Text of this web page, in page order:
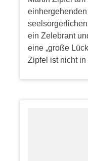
ein Zelebrant
eine „große
Zipfel ist nicht